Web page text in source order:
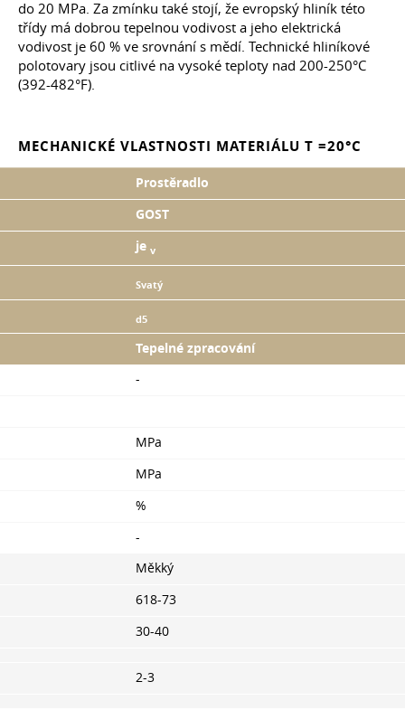
do 20 MPa. Za zmínku také stojí, že evropský hliník této
třídy má dobrou tepelnou vodivost a jeho elektrická
vodivost je 60 % ve srovnání s mědí. Technické hliníkové
polotovary jsou citlivé na vysoké teploty nad 200-250°C
(392-482°F).
MECHANICKÉ VLASTNOSTI MATERIÁLU T =20°C
Prostěradlo
GOST
je v
Svatý
d5
Tepelné zpracování
-
MPa
MPa
%
-
Měkký
618-73
30-40
2-3